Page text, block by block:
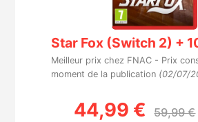
Star Fox (Switch 2) +
Meilleur prix chez FNAC - Prix
moment de la publication (02/07/
44,99 € 59,99 €